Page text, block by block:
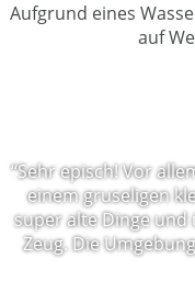
Aufgrund eines
auf
“Sehr episch! Vor
einem gruseligen
super alte Dinge und
Zeug. Die